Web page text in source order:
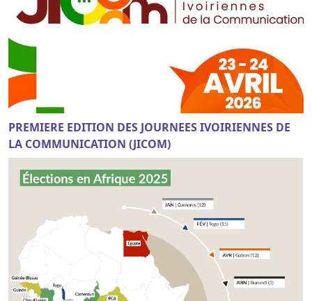
PREMIERE EDITION DES JOURNEES IVOIRIENNES DE
LA COMMUNICATION (JICOM)